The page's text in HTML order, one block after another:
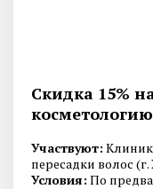
Скидка 15%
косметологию
Участвуют:
пересадки волос
Условия: По